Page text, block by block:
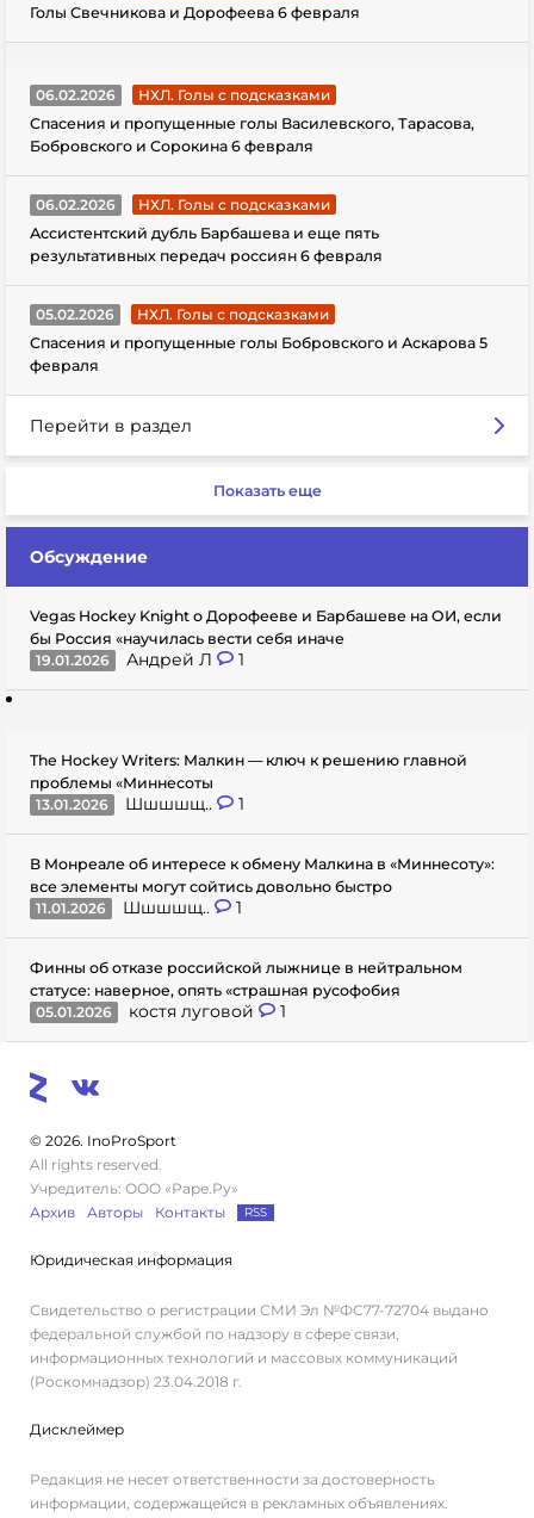
Голы Свечникова и Дорофеева 6 февраля
06.02.2026
НХЛ. Голы с подсказками
Спасения и пропущенные голы Василевского, Тарасова,
Бобровского и Сорокина 6 февраля
06.02.2026
НХЛ. Голы с подсказками
Ассистентский дубль Барбашева и еще пять
результативных передач россиян 6 февраля
05.02.2026
НХЛ. Голы с подсказками
Спасения и пропущенные голы Бобровского и Аскарова 5
февраля
Перейти в раздел
Показать еще
Обсуждение
Vegas Hockey Knight о Дорофееве и Барбашеве на ОИ, если
бы Россия «научилась вести себя иначе
19.01.2026
Андрей Л 1
The Hockey Writers: Малкин — ключ к решению главной
проблемы «Миннесоты
13.01.2026
Шшшшщ.. 1
В Монреале об интересе к обмену Малкина в «Миннесоту»:
все элементы могут сойтись довольно быстро
11.01.2026
Шшшшщ.. 1
Финны об отказе российской лыжнице в нейтральном
статусе: наверное, опять «страшная русофобия
05.01.2026
костя луговой 1
© 2026. InoProSport
All rights reserved.
Учредитель: ООО «Раре.Ру»
Архив
Авторы Контакты RSS
Юридическая информация
Свидетельство о регистрации СМИ Эл №ФС77-72704 выдано
федеральной службой по надзору в сфере связи,
информационных технологий и массовых коммуникаций
(Роскомнадзор) 23.04.2018 г.
Дисклеймер
Редакция не несет ответственности за достоверность
информации, содержащейся в рекламных объявлениях.